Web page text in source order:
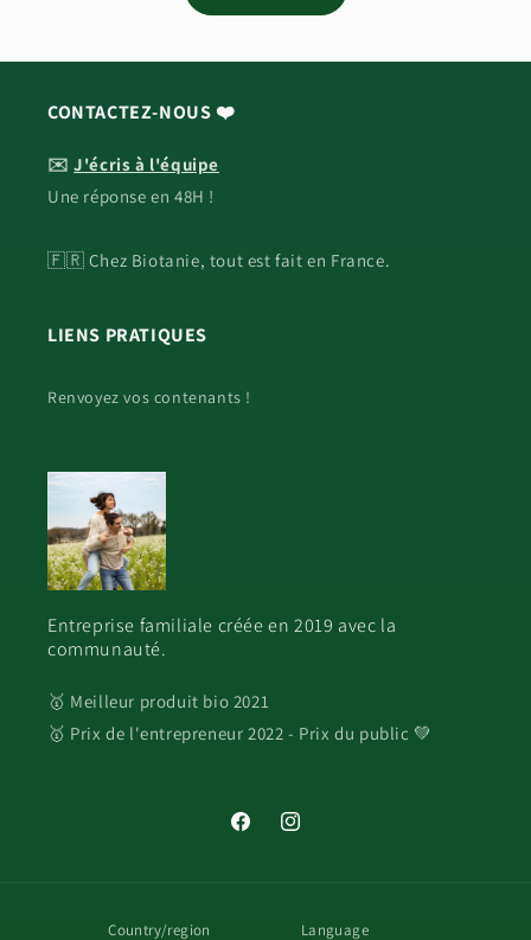
CONTACTEZ-NOUS ❤️
✉️J'écris à l'équipe
Une réponse en 48H !
🇫🇷 Chez Biotanie, tout est fait en France.
LIENS PRATIQUES
Renvoyez vos contenants !
Entreprise familiale créée en 2019 avec la
communauté.
🥇 Meilleur produit bio 2021
🥇 Prix de l'entrepreneur 2022 - Prix du public 💚
FacebookInstagram
Country/region Language